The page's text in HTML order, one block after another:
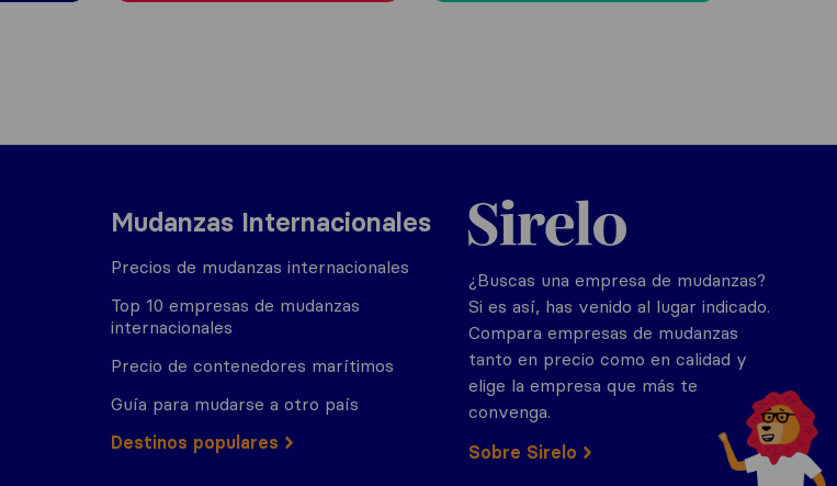
Mudanzas Internacionales
Precios de mudanzas internacionales
Top 10 empresas de mudanzas
internacionales
Precio de contenedores marítimos
Guía para mudarse a otro país
Destinos populares
Sirelo.es
¿Buscas una empresa de mudanzas?
Si es así, has venido al lugar indicado.
Compara empresas de mudanzas
tanto en precio como en calidad y
elige la empresa que más te
convenga.
Sobre Sirelo